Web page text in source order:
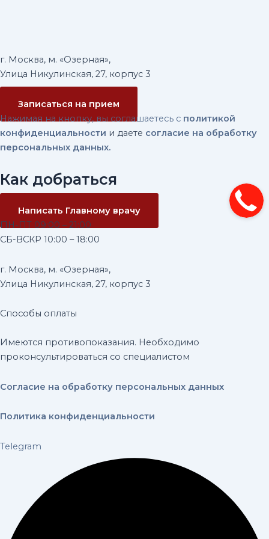
г. Москва, м. «Озерная»,
Улица Никулинская, 27, корпус 3
Записаться на прием
Нажимая на кнопку, вы соглашаетесь с политикой
конфиденциальности и даете согласие на обработку
персональных данных.
Как добраться
Написать Главному врачу
ПН-ПТ 09:00 – 21:00
CБ-ВСКР 10:00 – 18:00
г. Москва, м. «Озерная»,
Улица Никулинская, 27, корпус 3
Способы оплаты
Имеются противопоказания. Необходимо
проконсультироваться со специалистом
Согласие на обработку персональных данных
Политика конфиденциальности
Telegram